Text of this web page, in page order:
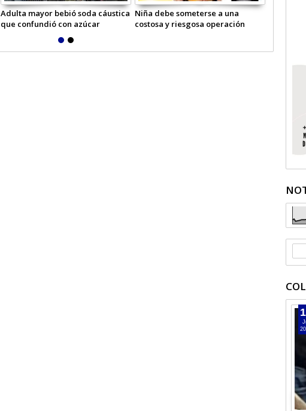
Adulta mayor bebió soda cáustica
que confundió con azúcar
Niña debe someterse a una
costosa y riesgosa operación
por